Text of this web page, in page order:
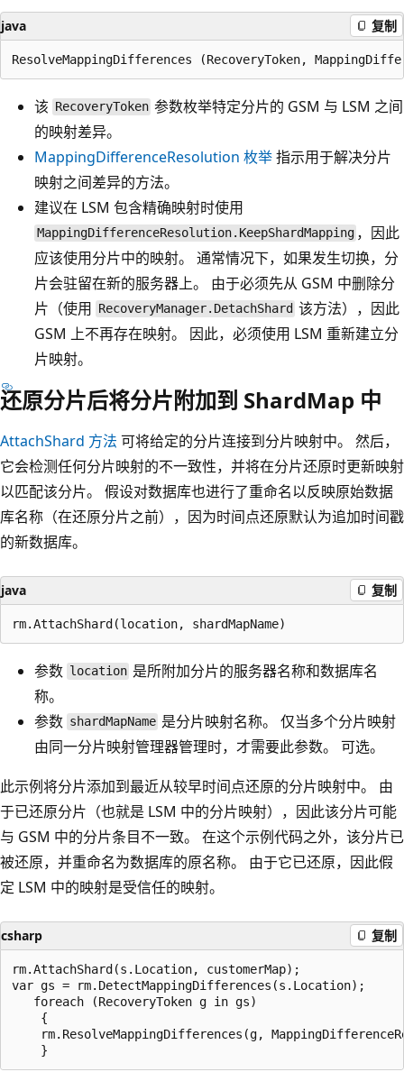
java 复制
该 RecoveryToken 参数枚举特定分片的 GSM 与 LSM 之间
的映射差异。
MappingDifferenceResolution 枚举指示用于解决分片
映射之间差异的方法。
建议在 LSM 包含精确映射时使用
MappingDifferenceResolution.KeepShardMapping ，因此
应该使用分片中的映射。 通常情况下，如果发生切换，分
片会驻留在新的服务器上。 由于必须先从 GSM 中删除分
片（使用 RecoveryManager.DetachShard 该方法），因此
GSM 上不再存在映射。 因此，必须使用 LSM 重新建立分
片映射。
还原分片后将分片附加到 ShardMap 中
AttachShard 方法 可将给定的分片连接到分片映射中。 然后，
它会检测任何分片映射的不一致性，并将在分片还原时更新映射
以匹配该分片。 假设对数据库也进行了重命名以反映原始数据
库名称（在还原分片之前），因为时间点还原默认为追加时间戳
的新数据库。
java 复制
参数 location 是所附加分片的服务器名称和数据库名
称。
参数 shardMapName 是分片映射名称。 仅当多个分片映射
由同一分片映射管理器管理时，才需要此参数。 可选。
此示例将分片添加到最近从较早时间点还原的分片映射中。 由
于已还原分片（也就是 LSM 中的分片映射），因此该分片可能
与 GSM 中的分片条目不一致。 在这个示例代码之外，该分片已
被还原，并重命名为数据库的原名称。 由于它已还原，因此假
定 LSM 中的映射是受信任的映射。
csharp 复制
rm.AttachShard(s.Location, customerMap);
var gs = rm.DetectMappingDifferences(s.Location);
   foreach (RecoveryToken g in gs)
    {
rm.ResolveMappingDifferences(g,